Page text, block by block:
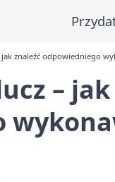
znaleźć odpowiedniego
–